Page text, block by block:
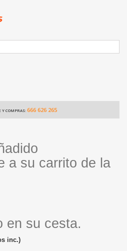
COMPRAS:666 626 265
a su carrito de la
en su cesta.
inc.)